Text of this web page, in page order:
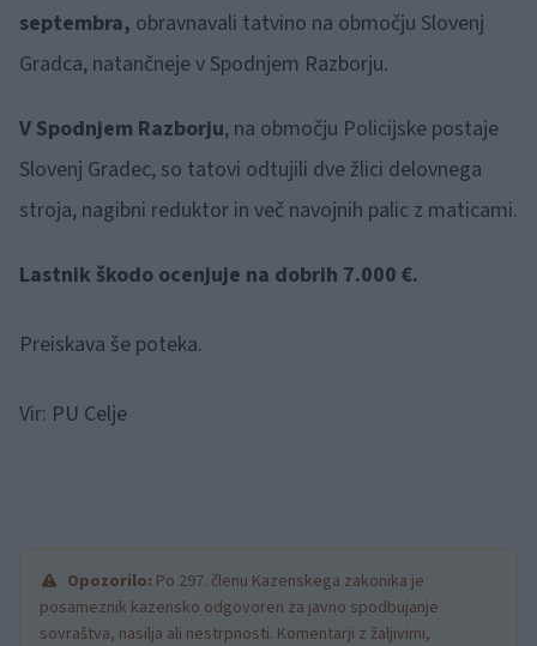
septembra, obravnavali tatvino na območju Slovenj
Gradca, natančneje v Spodnjem Razborju.
V Spodnjem Razborju, na območju Policijske postaje
Slovenj Gradec, so tatovi odtujili dve žlici delovnega
stroja, nagibni reduktor in več navojnih palic z maticami.
Lastnik škodo ocenjuje na dobrih 7.000 €.
Preiskava še poteka.
Vir: PU Celje
Opozorilo: Po 297. členu Kazenskega zakonika je
posameznik kazensko odgovoren za javno spodbujanje
sovraštva, nasilja ali nestrpnosti. Komentarji z žaljivimi,